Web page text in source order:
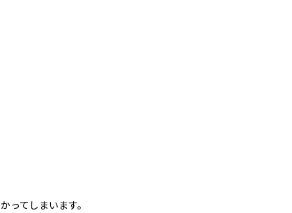
てしまいます。